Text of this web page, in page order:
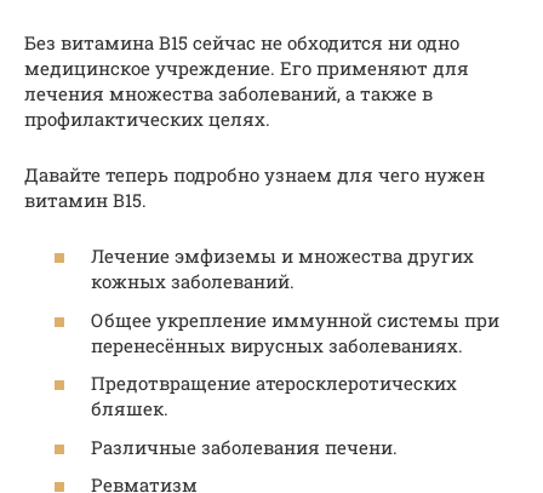
Без витамина В15 сейчас не обходится ни одно
медицинское учреждение. Его применяют для
лечения множества заболеваний, а также в
профилактических целях.
Давайте теперь подробно узнаем для чего нужен
витамин B15.
Лечение эмфиземы и множества других
кожных заболеваний.
Общее укрепление иммунной системы при
перенесённых вирусных заболеваниях.
Предотвращение атеросклеротических
бляшек.
Различные заболевания печени.
Ревматизм